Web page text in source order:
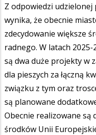
Z odpowiedzi udzielonej
wynika, że obecnie
zdecydowanie większe
radnego. W latach 2025-
są dwa duże projekty w
dla pieszych za łączną
związku z tym oraz
są planowane
Obecnie realizowane są
środków Unii